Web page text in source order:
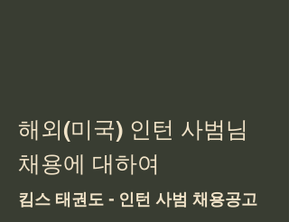
해외(미국) 인턴 사범님
채용에 대하여
킴스 태권도 - 인턴 사범 채용공고